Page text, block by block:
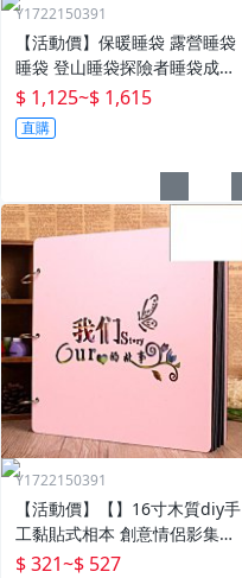
Y1722150391
【活動價】保暖睡袋 露營睡袋
睡袋 登山睡袋探險者睡袋成人
冬季加厚防寒加大戶外露營大
人抗寒四季通用款保暖
$ 1,125~$ 1,615
直購
Y1722150391
【活動價】【】16寸木質diy手
工黏貼式相本 創意情侶影集紀
念收藏冊送男女朋友
$ 321~$ 527